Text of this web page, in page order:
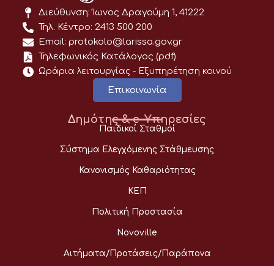
Διεύθυνση: Ίωνος Δραγούμη 1, 41222
Τηλ. Κέντρο: 2413 500 200
Email: protokolo@larissa.gov.gr
Τηλεφωνικός Κατάλογος (pdf)
Ωράρια λειτουργίας - Eξυπηρέτηση κοινού
Επικοινωνία
Δημότης & e-Υπηρεσίες
Παιδικοί Σταθμοί
Σύστημα Ελεγχόμενης Στάθμευσης
Κανονισμός Καθαριότητας
ΚΕΠ
Πολιτική Προστασία
Novoville
Αιτήματα/Προτάσεις/Παράπονα